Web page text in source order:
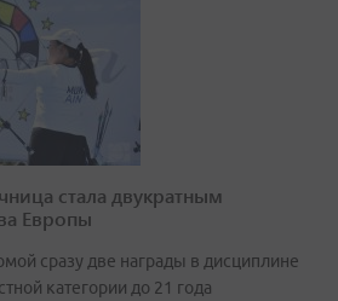
стала двукратным
Европы
сразу две награды в дисциплине
категории до 21 года